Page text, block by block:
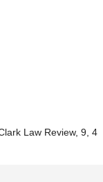
Law Review, 9, 4